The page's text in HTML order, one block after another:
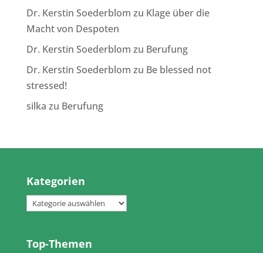
Dr. Kerstin Soederblom zu Klage über die
Macht von Despoten
Dr. Kerstin Soederblom zu Berufung
Dr. Kerstin Soederblom zu Be blessed not
stressed!
silka zu Berufung
Kategorien
Kategorien
Top-Themen